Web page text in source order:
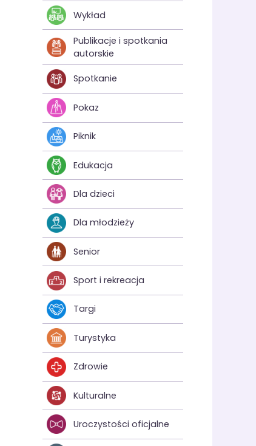
Wykład
Publikacje i spotkania
autorskie
Spotkanie
Pokaz
Piknik
Edukacja
Dla dzieci
Dla młodzieży
Senior
Sport i rekreacja
Targi
Turystyka
Zdrowie
Kulturalne
Uroczystości oficjalne